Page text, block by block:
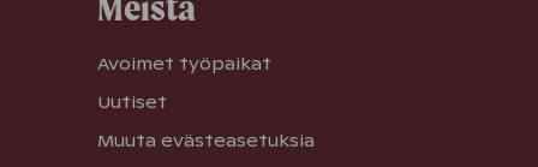
Avoimet työpaikat
Uutiset
Muuta evästeasetuksia